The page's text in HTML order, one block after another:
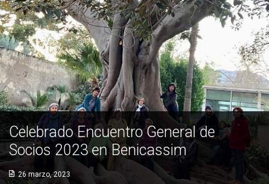
Junta Directiva
Presidencia de Honor
Docentes
Socios de Número
Socios Colaboradores
Colaboramos con
Formaciones
Celebrado Encuentro General de
Socios 2023 en Benicassim
26 marzo, 2023